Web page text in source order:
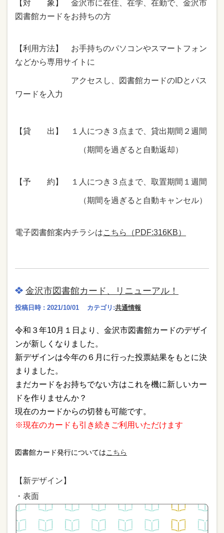
【対 象】 金沢市に在住、在学、在勤で、金沢市
図書館カードをお持ちの方
【利用方法】 お手持ちのパソコンやスマートフォン
などから専用サイトに
アクセスし、図書館カードのIDとパス
ワードを入力
【貸 出】 １人につき３点まで、貸出期間２週間
（期間を過ぎると自動返却）
【予 約】 １人につき３点まで、取置期間１週間
（期間を過ぎると自動キャンセル）
電子図書館案内チラシはこちら（PDF:316KB）
金沢市図書館カード、リニューアル！
投稿日時 : 2021/10/01 カテゴリ:共通情報
令和３年10月１日より、金沢市図書館カードのデザイ
ンが新しくなりました。
新デザインは今年の６月に行った投票結果をもとに決
まりました。
まだカードをお持ちでない方はこれを機に新しいカー
ドを作りませんか？
現在のカードからの切替も可能です。
※現在のカードも引き続きご利用いただけます
図書館カード発行についてはこちら
【新デザイン】
・表面